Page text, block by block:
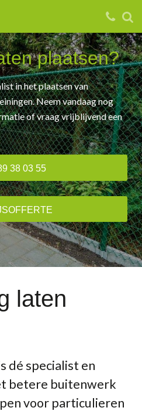
plaatsen?
in het plaatsen van
Neem vandaag nog
of vraag vrijblijvend een
38 03 55
laten
dé specialist en
betere buitenwerk
voor particulieren